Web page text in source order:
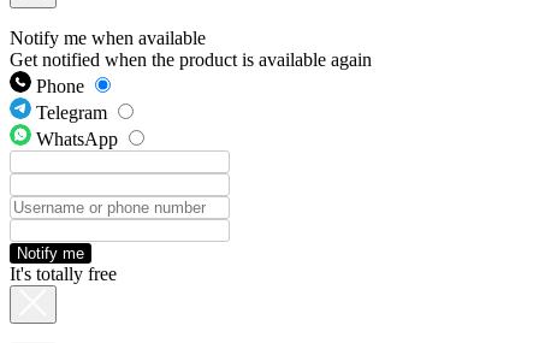
Notify me when available
Get notified when the product is available again
Phone
Telegram
WhatsApp
Notify me
It's totally free